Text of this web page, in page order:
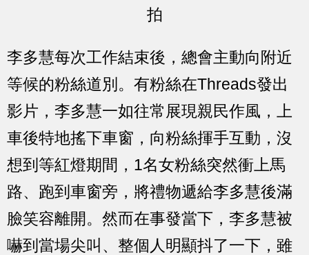
拍
李多慧每次工作結束後，總會主動向附近
等候的粉絲道別。有粉絲在Threads發出
影片，李多慧一如往常展現親民作風，上
車後特地搖下車窗，向粉絲揮手互動，沒
想到等紅燈期間，1名女粉絲突然衝上馬
路、跑到車窗旁，將禮物遞給李多慧後滿
臉笑容離開。然而在事發當下，李多慧被
嚇到當場尖叫、整個人明顯抖了一下，雖